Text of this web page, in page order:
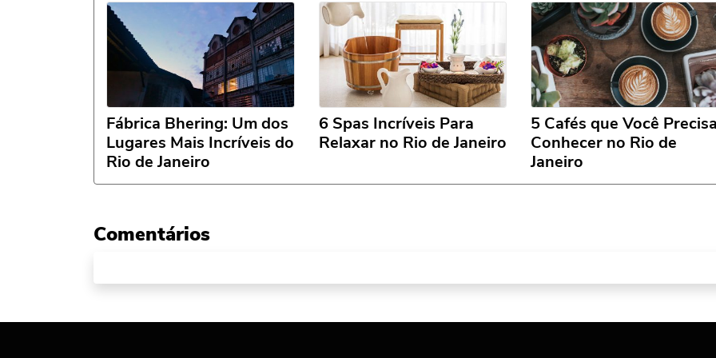
Fábrica Bhering: Um dos
Lugares Mais Incríveis do
Rio de Janeiro
6 Spas Incríveis Para
Relaxar no Rio de Janeiro
5 Cafés que Você
Conhecer no Rio de
Janeiro
Comentários